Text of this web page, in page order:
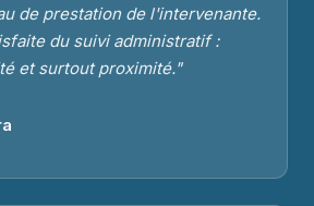
de prestation de l'intervenante.
du suivi administratif :
et surtout proximité."